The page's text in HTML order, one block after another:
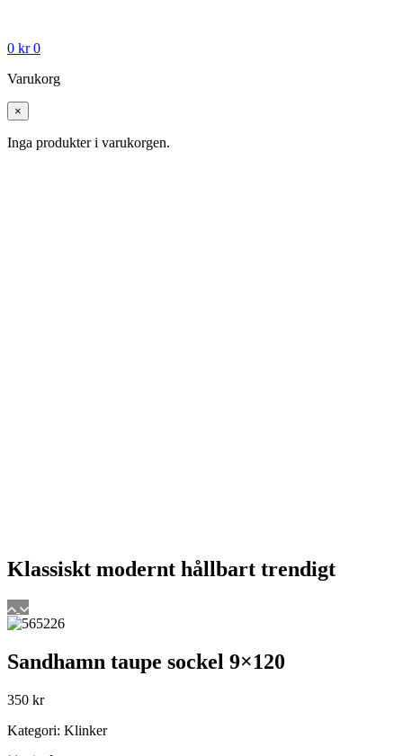
0 kr 0
Varukorg
×
Inga produkter i varukorgen.
Klassiskt modernt hållbart trendigt
Sandhamn taupe sockel 9×120
350 kr
Kategori: Klinker